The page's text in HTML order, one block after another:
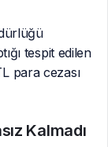
tespit edilen
para cezası
Kalmadı